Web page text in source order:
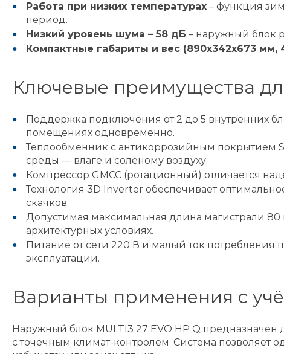
Работа при низких температурах– функция
период.
Низкий уровень шума – 58 дБ – наружный блок
Компактные габариты и вес (890x342x673 мм,
Ключевые преимущества
Поддержка подключения от 2 до 5 внутренних
помещениях одновременно.
Теплообменник с антикоррозийным покрытием
среды — влаге и соленому воздуху.
Компрессор GMCC (ротационный) отличается
Технология 3D Inverter обеспечивает
скачков.
Допустимая максимальная длина магистрали
архитектурных условиях.
Питание от сети 220 В и малый ток потребления
эксплуатации.
Варианты применения с
Наружный блок MULTI3 27 EVO HP Q
с точечным климат-контролем. Система позволяет